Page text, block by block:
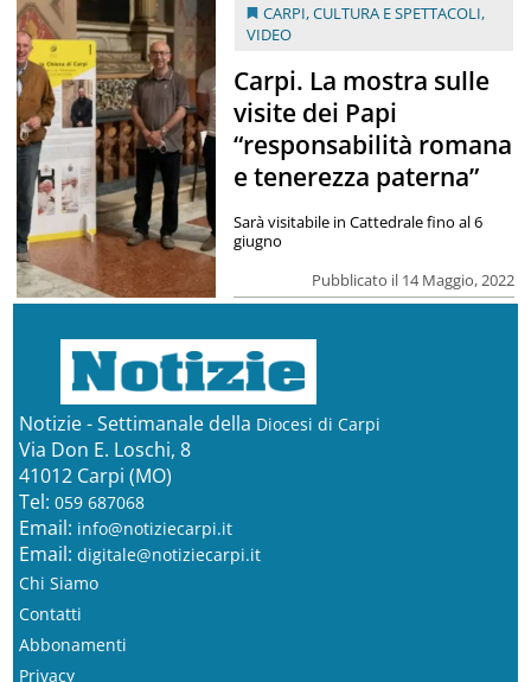
CARPI,CULTURA E SPETTACOLI,
VIDEO
Carpi. La mostra sulle
visite dei Papi
“responsabilità romana
e tenerezza paterna”
Pubblicato il 14 Maggio, 2022
Sarà visitabile in Cattedrale fino al 6
giugno
Notizie - Settimanale della Diocesi di Carpi
Via Don E. Loschi, 8
41012 Carpi (MO)
Tel: 059 687068
Email: info@notiziecarpi.it
Email: digitale@notiziecarpi.it
Chi Siamo
Contatti
Abbonamenti
Privacy